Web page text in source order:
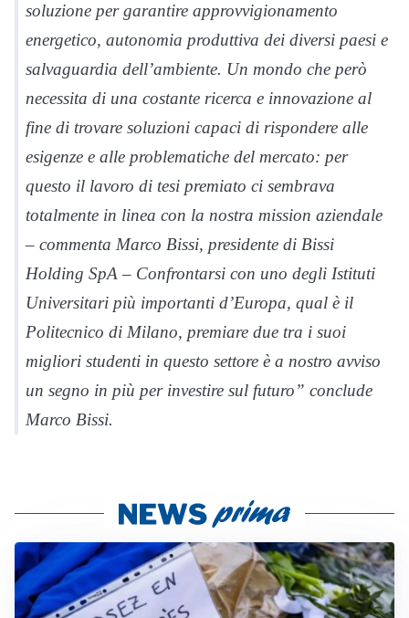
soluzione per garantire approvvigionamento
energetico, autonomia produttiva dei diversi paesi e
salvaguardia dell’ambiente. Un mondo che però
necessita di una costante ricerca e innovazione al
fine di trovare soluzioni capaci di rispondere alle
esigenze e alle problematiche del mercato: per
questo il lavoro di tesi premiato ci sembrava
totalmente in linea con la nostra mission aziendale
– commenta Marco Bissi, presidente di Bissi
Holding SpA – Confrontarsi con uno degli Istituti
Universitari più importanti d’Europa, qual è il
Politecnico di Milano, premiare due tra i suoi
migliori studenti in questo settore è a nostro avviso
un segno in più per investire sul futuro” conclude
Marco Bissi.